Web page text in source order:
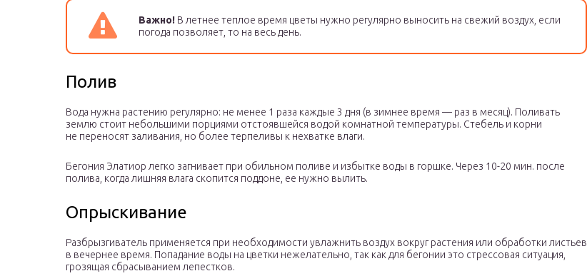
Важно! В летнее теплое время цветы нужно регулярно выносить на свежий воздух, если
погода позволяет, то на весь день.
Полив
Вода нужна растению регулярно: не менее 1 раза каждые 3 дня (в зимнее время — раз в месяц). Поливать
землю стоит небольшими порциями отстоявшейся водой комнатной температуры. Стебель и корни
не переносят заливания, но более терпеливы к нехватке влаги.
Бегония Элатиор легко загнивает при обильном поливе и избытке воды в горшке. Через 10-20 мин. после
полива, когда лишняя влага скопится поддоне, ее нужно вылить.
Опрыскивание
Разбрызгиватель применяется при необходимости увлажнить воздух вокруг растения или обработки листьев
в вечернее время. Попадание воды на цветки нежелательно, так как для бегонии это стрессовая ситуация,
грозящая сбрасыванием лепестков.